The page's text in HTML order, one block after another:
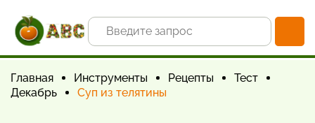
Главная Инструменты Рецепты
Тест
Декабрь
Суп из телятины